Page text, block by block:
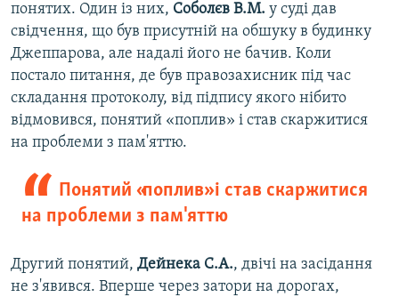
понятих. Один із них, Соболєв В.М. у суді дав
свідчення, що був присутній на обшуку в будинку
Джеппарова, але надалі його не бачив. Коли
постало питання, де був правозахисник під час
складання протоколу, від підпису якого нібито
відмовився, понятий «поплив» і став скаржитися
на проблеми з пам'яттю.
Понятий «поплив» і став скаржитися
на проблеми з пам'яттю
Другий понятий, Дейнека С.А., двічі на засідання
не з'явився. Вперше через затори на дорогах,